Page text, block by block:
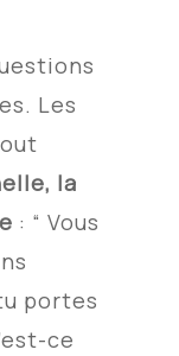
Les
la
: “ Vous
portes
ce